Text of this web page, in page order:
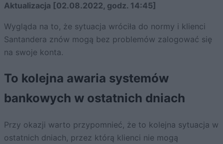
Aktualizacja [02.08.2022, godz. 14:45]
Wygląda na to, że sytuacja wróciła do normy i klienci
Santandera znów mogą bez problemów zalogować się
na swoje konta.
To kolejna awaria systemów
bankowych w ostatnich dniach
Przy okazji warto przypomnieć, że to kolejna sytuacja w
ostatnich dniach, przez którą klienci nie mogą